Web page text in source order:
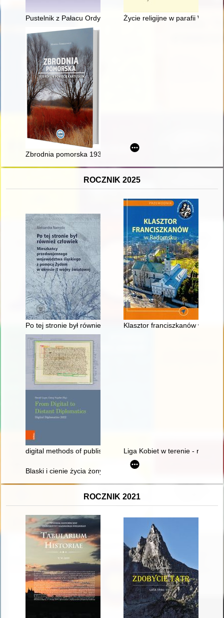
Pustelnik z Pałacu Ordynackiego - recenzja]
Życie religijne w parafii
Zbrodnia pomorska 1939 roku w powiecie kartuskim
ROCZNIK 2025
Po tej stronie był również człowiek : mieszkańcy
Klasztor franciszkanów w
digital methods of publishing 15th century papal sources
Liga Kobiet w terenie -
Blaski i cienie życia żony uczonego..." : o emancypacji,
ROCZNIK 2021